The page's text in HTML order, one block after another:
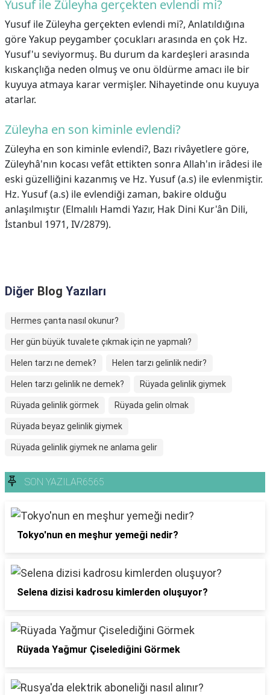
Yusuf ile Züleyha gerçekten evlendi mi?
Yusuf ile Züleyha gerçekten evlendi mi?, Anlatıldığına
göre Yakup peygamber çocukları arasında en çok Hz.
Yusuf'u seviyormuş. Bu durum da kardeşleri arasında
kıskançlığa neden olmuş ve onu öldürme amacı ile bir
kuyuya atmaya karar vermişler. Nihayetinde onu kuyuya
atarlar.
Züleyha en son kiminle evlendi?
Züleyha en son kiminle evlendi?, Bazı rivâyetlere göre,
Züleyhâ'nın kocası vefât ettikten sonra Allah'ın irâdesi ile
eski güzelliğini kazanmış ve Hz. Yusuf (a.s) ile evlenmiştir.
Hz. Yusuf (a.s) ile evlendiği zaman, bakire olduğu
anlaşılmıştır (Elmalılı Hamdi Yazır, Hak Dini Kur'ân Dili,
İstanbul 1971, IV/2879).
Diğer Blog Yazıları
Hermes çanta nasıl okunur?
Her gün büyük tuvalete çıkmak için ne yapmalı?
Helen tarzı ne demek? Helen tarzı gelinlik nedir?
Helen tarzı gelinlik ne demek? Rüyada gelinlik giymek
Rüyada gelinlik görmek Rüyada gelin olmak
Rüyada beyaz gelinlik giymek
Rüyada gelinlik giymek ne anlama gelir
SON YAZILAR6565
Tokyo'nun en meşhur yemeği nedir?
Selena dizisi kadrosu kimlerden oluşuyor?
Rüyada Yağmur Çiselediğini Görmek